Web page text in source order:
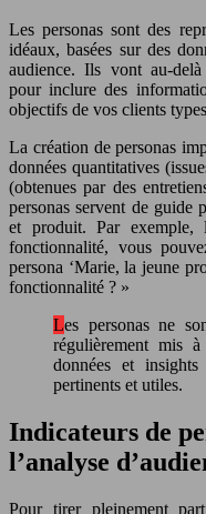
Les personas sont des
idéaux, basées sur des
audience. Ils vont au-delà
pour inclure des
objectifs de vos clients
La création de personas
données quantitatives
(obtenues par des
personas servent de guide
et produit. Par exemple,
fonctionnalité, vous
persona ‘Marie, la jeune
fonctionnalité ? »
Les personas ne sont pas statiques. Ils doivent être
régulièrement mis
données et
pertinents et utiles.
Indicateurs de
l’analyse
Pour tirer pleinement